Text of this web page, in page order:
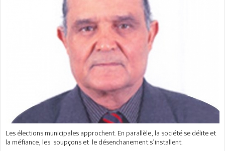
Les élections municipales approchent. En parallèle, la société se délite et
la méfiance, les soupçons et le désenchanement s’installent.